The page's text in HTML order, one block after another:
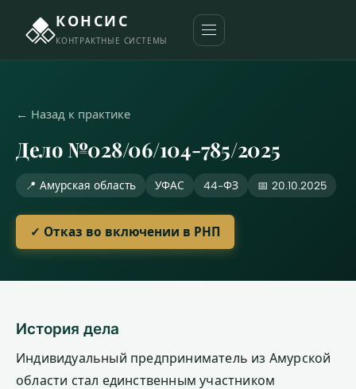
КОНСИС
КОНТРАКТНЫЕ СИСТЕМЫ
← Назад к практике
Дело №028/06/104-785/2025
📍 Амурская область УФАС 44-ФЗ 📅 20.10.2025
✓ Отказ во включении в РНП
История дела
Индивидуальный предприниматель из Амурской
области стал единственным участником